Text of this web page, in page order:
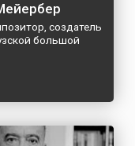
создатель
большой